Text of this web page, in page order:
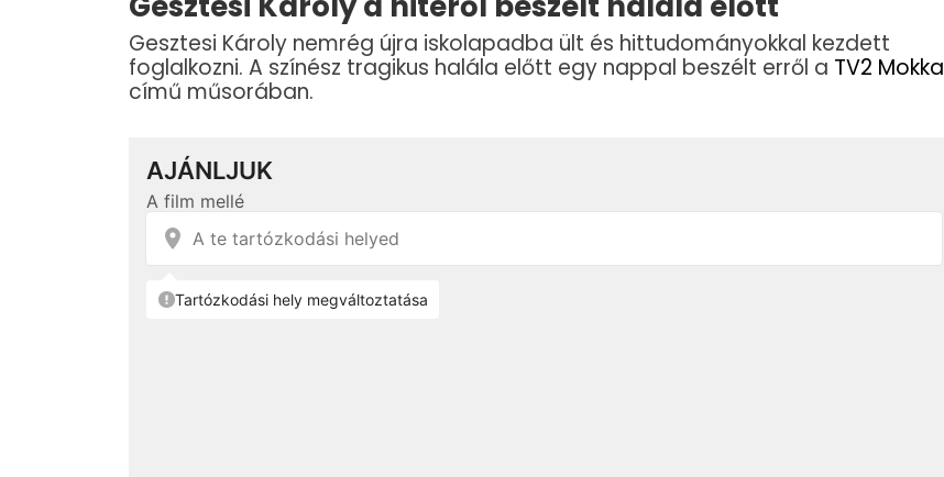
Gesztesi Károly nemrég újra iskolapadba ült és hittudományokkal kezdett
foglalkozni. A színész tragikus halála előtt egy nappal beszélt erről a TV2 Mokka
című műsorában.